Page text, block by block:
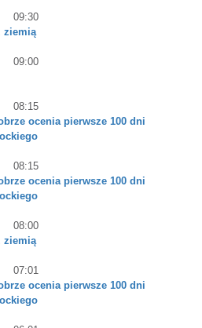
09:30
ziemią
09:00
08:15
ocenia pierwsze 100 dni
08:15
ocenia pierwsze 100 dni
08:00
ziemią
07:01
ocenia pierwsze 100 dni